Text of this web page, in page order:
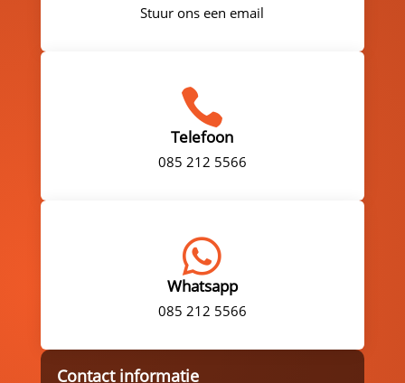
Stuur ons een email

Telefoon
085 212 5566

Whatsapp
085 212 5566
Contact informatie